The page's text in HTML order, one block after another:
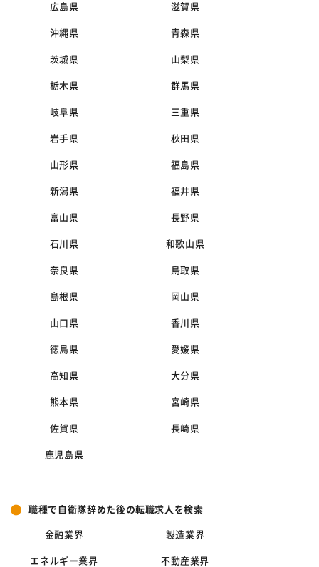
広島県 滋賀県
沖縄県 青森県
茨城県 山梨県
栃木県 群馬県
岐阜県 三重県
岩手県 秋田県
山形県 福島県
新潟県 福井県
富山県 長野県
石川県 和歌山県
奈良県 鳥取県
島根県 岡山県
山口県 香川県
徳島県 愛媛県
高知県 大分県
熊本県 宮崎県
佐賀県 長崎県
鹿児島県
職種で自衛隊辞めた後の転職求人を検索
金融業界 製造業界
エネルギー業界 不動産業界